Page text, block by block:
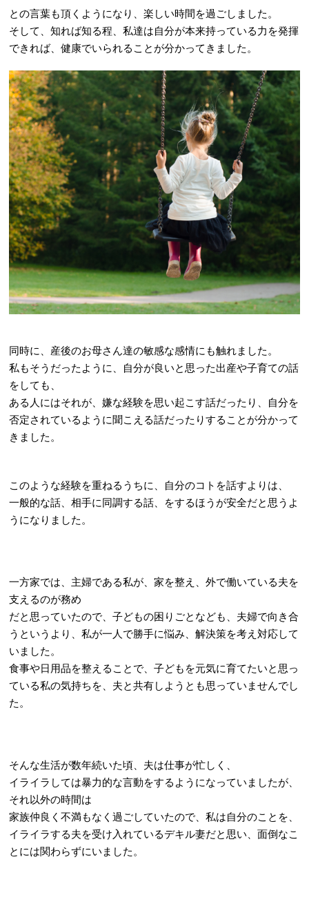
との言葉も頂くようになり、楽しい時間を過ごしました。
そして、知れば知る程、私達は自分が本来持っている力を発揮
できれば、健康でいられることが分かってきました。
同時に、産後のお母さん達の敏感な感情にも触れました。
私もそうだったように、自分が良いと思った出産や子育ての話
をしても、
ある人にはそれが、嫌な経験を思い起こす話だったり、自分を
否定されているように聞こえる話だったりすることが分かって
きました。
このような経験を重ねるうちに、自分のコトを話すよりは、
一般的な話、相手に同調する話、をするほうが安全だと思うよ
うになりました。
一方家では、主婦である私が、家を整え、外で働いている夫を
支えるのが務め
だと思っていたので、子どもの困りごとなども、夫婦で向き合
うというより、私が一人で勝手に悩み、解決策を考え対応して
いました。
食事や日用品を整えることで、子どもを元気に育てたいと思っ
ている私の気持ちを、夫と共有しようとも思っていませんでし
た。
そんな生活が数年続いた頃、夫は仕事が忙しく、
イライラしては暴力的な言動をするようになっていましたが、
それ以外の時間は
家族仲良く不満もなく過ごしていたので、私は自分のことを、
イライラする夫を受け入れているデキル妻だと思い、面倒なこ
とには関わらずにいました。